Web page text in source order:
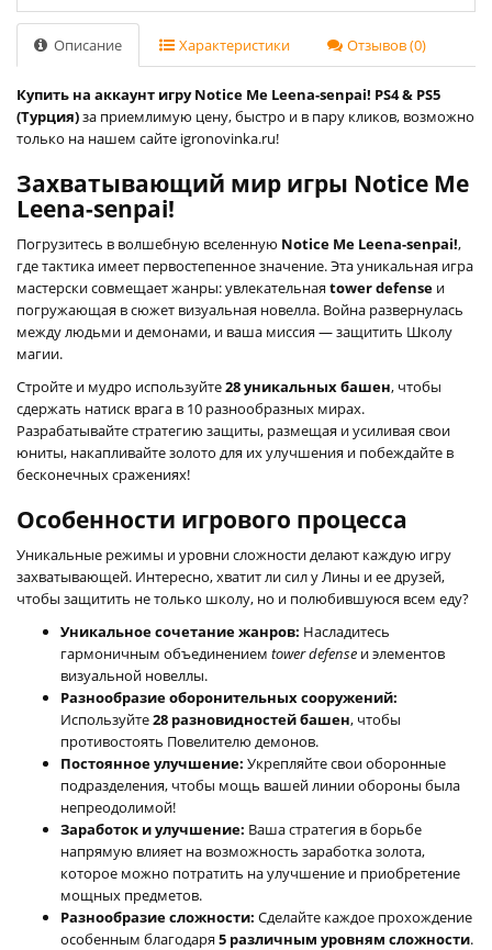
Описание Характеристики Отзывов (0)
Купить на аккаунт игру Notice Me Leena-senpai! PS4 & PS5
(Турция)за приемлимую цену, быстро и в пару кликов, возможно
только на нашем сайте igronovinka.ru!
Захватывающий мир игры Notice Me
Leena-senpai!
Погрузитесь в волшебную вселенную Notice Me Leena-senpai!,
где тактика имеет первостепенное значение. Эта уникальная игра
мастерски совмещает жанры: увлекательная tower defense и
погружающая в сюжет визуальная новелла. Война развернулась
между людьми и демонами, и ваша миссия — защитить Школу
магии.
Стройте и мудро используйте28 уникальных башен, чтобы
сдержать натиск врага в 10 разнообразных мирах.
Разрабатывайте стратегию защиты, размещая и усиливая свои
юниты, накапливайте золото для их улучшения и побеждайте в
бесконечных сражениях!
Особенности игрового процесса
Уникальные режимы и уровни сложности делают каждую игру
захватывающей. Интересно, хватит ли сил у Лины и ее друзей,
чтобы защитить не только школу, но и полюбившуюся всем еду?
Уникальное сочетание жанров: Насладитесь
гармоничным объединением tower defense и элементов
визуальной новеллы.
Разнообразие оборонительных сооружений:
Используйте28 разновидностей башен, чтобы
противостоять Повелителю демонов.
Постоянное улучшение: Укрепляйте свои оборонные
подразделения, чтобы мощь вашей линии обороны была
непреодолимой!
Заработок и улучшение: Ваша стратегия в борьбе
напрямую влияет на возможность заработка золота,
которое можно потратить на улучшение и приобретение
мощных предметов.
Разнообразие сложности: Сделайте каждое прохождение
особенным благодаря 5 различным уровням сложности.